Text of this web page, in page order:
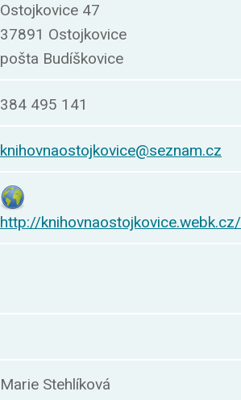
Ostojkovice 47
37891 Ostojkovice
pošta Budíškovice
384 495 141
knihovnaostojkovice@seznam.cz
http://knihovnaostojkovice.webk.cz/
Marie Stehlíková